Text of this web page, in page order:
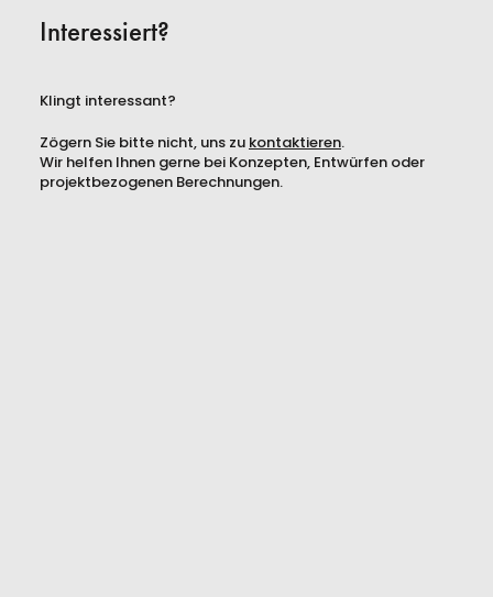
Interessiert?
Klingt interessant?
Zögern Sie bitte nicht, uns zu kontaktieren.
Wir helfen Ihnen gerne bei Konzepten, Entwürfen oder
projektbezogenen Berechnungen.